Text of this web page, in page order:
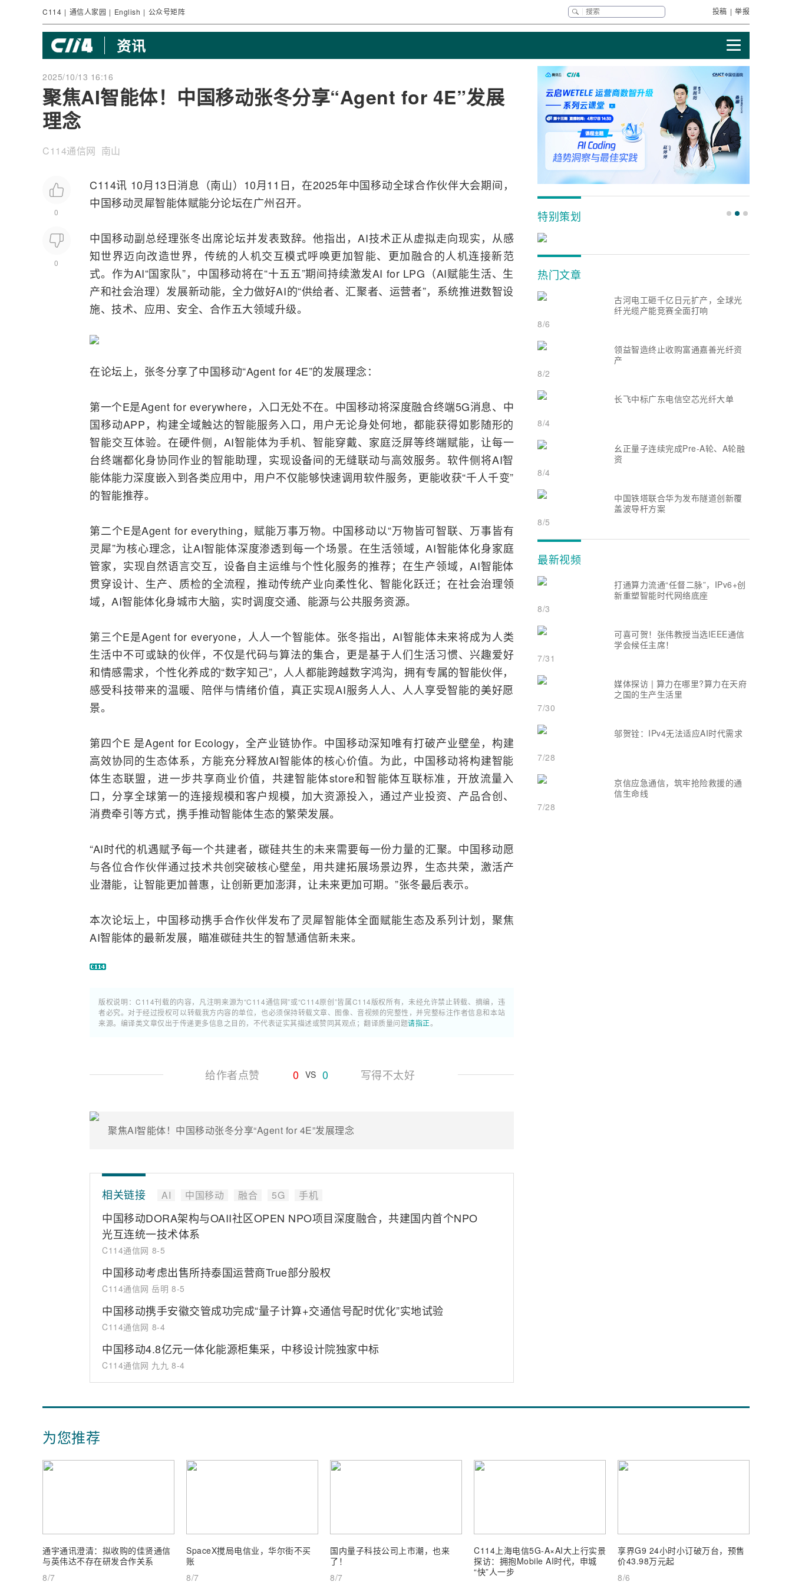
C114 | 通信人家园 | English | 公众号矩阵 投稿 | 举报
资讯
2025/10/13 16:16
聚焦AI智能体！中国移动张冬分享“Agent for 4E”发展
理念
C114通信网 南山
0
0
C114讯 10月13日消息（南山）10月11日，在2025年中国移动全球合作伙伴大会期间，
中国移动灵犀智能体赋能分论坛在广州召开。
中国移动副总经理张冬出席论坛并发表致辞。他指出，AI技术正从虚拟走向现实，从感
知世界迈向改造世界，传统的人机交互模式呼唤更加智能、更加融合的人机连接新范
式。作为AI“国家队”，中国移动将在“十五五”期间持续激发AI for LPG（AI赋能生活、生
产和社会治理）发展新动能，全力做好AI的“供给者、汇聚者、运营者”，系统推进数智设
施、技术、应用、安全、合作五大领域升级。
在论坛上，张冬分享了中国移动“Agent for 4E”的发展理念：
第一个E是Agent for everywhere，入口无处不在。中国移动将深度融合终端5G消息、中
国移动APP，构建全域触达的智能服务入口，用户无论身处何地，都能获得如影随形的
智能交互体验。在硬件侧，AI智能体为手机、智能穿戴、家庭泛屏等终端赋能，让每一
台终端都化身协同作业的智能助理，实现设备间的无缝联动与高效服务。软件侧将AI智
能体能力深度嵌入到各类应用中，用户不仅能够快速调用软件服务，更能收获“千人千变”
的智能推荐。
第二个E是Agent for everything，赋能万事万物。中国移动以“万物皆可智联、万事皆有
灵犀”为核心理念，让AI智能体深度渗透到每一个场景。在生活领域，AI智能体化身家庭
管家，实现自然语言交互，设备自主运维与个性化服务的推荐；在生产领域，AI智能体
贯穿设计、生产、质检的全流程，推动传统产业向柔性化、智能化跃迁；在社会治理领
域，AI智能体化身城市大脑，实时调度交通、能源与公共服务资源。
第三个E是Agent for everyone，人人一个智能体。张冬指出，AI智能体未来将成为人类
生活中不可或缺的伙伴，不仅是代码与算法的集合，更是基于人们生活习惯、兴趣爱好
和情感需求，个性化养成的“数字知己”，人人都能跨越数字鸿沟，拥有专属的智能伙伴，
感受科技带来的温暖、陪伴与情绪价值，真正实现AI服务人人、人人享受智能的美好愿
景。
第四个E 是Agent for Ecology，全产业链协作。中国移动深知唯有打破产业壁垒，构建
高效协同的生态体系，方能充分释放AI智能体的核心价值。为此，中国移动将构建智能
体生态联盟，进一步共享商业价值，共建智能体store和智能体互联标准，开放流量入
口，分享全球第一的连接规模和客户规模，加大资源投入，通过产业投资、产品合创、
消费牵引等方式，携手推动智能体生态的繁荣发展。
“AI时代的机遇赋予每一个共建者，碳硅共生的未来需要每一份力量的汇聚。中国移动愿
与各位合作伙伴通过技术共创突破核心壁垒，用共建拓展场景边界，生态共荣，激活产
业潜能，让智能更加普惠，让创新更加澎湃，让未来更加可期。”张冬最后表示。
本次论坛上，中国移动携手合作伙伴发布了灵犀智能体全面赋能生态及系列计划，聚焦
AI智能体的最新发展，瞄准碳硅共生的智慧通信新未来。
版权说明：C114刊载的内容，凡注明来源为“C114通信网”或“C114原创”皆属C114版权所有，未经允许禁止转载、摘编，违
者必究。对于经过授权可以转载我方内容的单位，也必须保持转载文章、图像、音视频的完整性，并完整标注作者信息和本站
来源。编译类文章仅出于传递更多信息之目的，不代表证实其描述或赞同其观点；翻译质量问题请指正。
给作者点赞 0 VS 0 写得不太好
聚焦AI智能体！中国移动张冬分享“Agent for 4E”发展理念
相关链接 AI 中国移动 融合 5G 手机
中国移动DORA架构与OAII社区OPEN NPO项目深度融合，共建国内首个NPO
光互连统一技术体系
C114通信网 8-5
中国移动考虑出售所持泰国运营商True部分股权
C114通信网 岳明 8-5
中国移动携手安徽交管成功完成“量子计算+交通信号配时优化”实地试验
C114通信网 8-4
中国移动4.8亿元一体化能源柜集采，中移设计院独家中标
C114通信网 九九 8-4
特别策划
热门文章
古河电工砸千亿日元扩产，全球光
纤光缆产能竞赛全面打响
8/6
领益智造终止收购富通嘉善光纤资
产
8/2
长飞中标广东电信空芯光纤大单
8/4
幺正量子连续完成Pre-A轮、A轮融
资
8/4
中国铁塔联合华为发布隧道创新覆
盖波导杆方案
8/5
最新视频
打通算力流通“任督二脉”，IPv6+创
新重塑智能时代网络底座
8/3
可喜可贺！张伟教授当选IEEE通信
学会候任主席！
7/31
媒体探访 | 算力在哪里?算力在天府
之国的生产生活里
7/30
邬贺铨：IPv4无法适应AI时代需求
7/28
京信应急通信，筑牢抢险救援的通
信生命线
7/28
为您推荐
通宇通讯澄清：拟收购的佳贤通信
与英伟达不存在研发合作关系
8/7
SpaceX搅局电信业，华尔街不买
账
8/7
国内量子科技公司上市潮，也来
了！
8/7
C114上海电信5G-A×AI大上行实景
探访：拥抱Mobile AI时代，申城
“快”人一步
享界G9 24小时小订破万台，预售
价43.98万元起
8/6